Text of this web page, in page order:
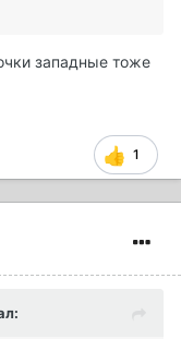
и волокуши
ёмкость под
западные тоже
1